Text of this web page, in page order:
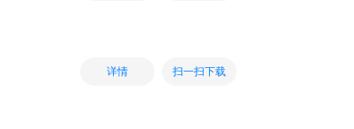
详情 扫一扫下载